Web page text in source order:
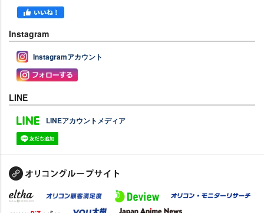
Instagram
Instagramアカウント
LINE
LINEアカウントメディア